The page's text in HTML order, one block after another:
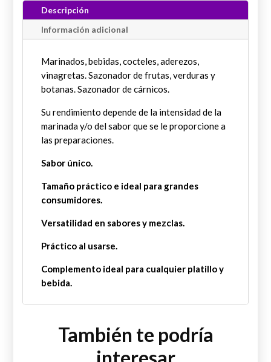
Descripción
Información adicional
Marinados, bebidas, cocteles, aderezos,
vinagretas. Sazonador de frutas, verduras y
botanas. Sazonador de cárnicos.
Su rendimiento depende de la intensidad de la
marinada y/o del sabor que se le proporcione a
las preparaciones.
Sabor único.
Tamaño práctico e ideal para grandes
consumidores.
Versatilidad en sabores y mezclas.
Práctico al usarse.
Complemento ideal para cualquier platillo y
bebida.
También te podría